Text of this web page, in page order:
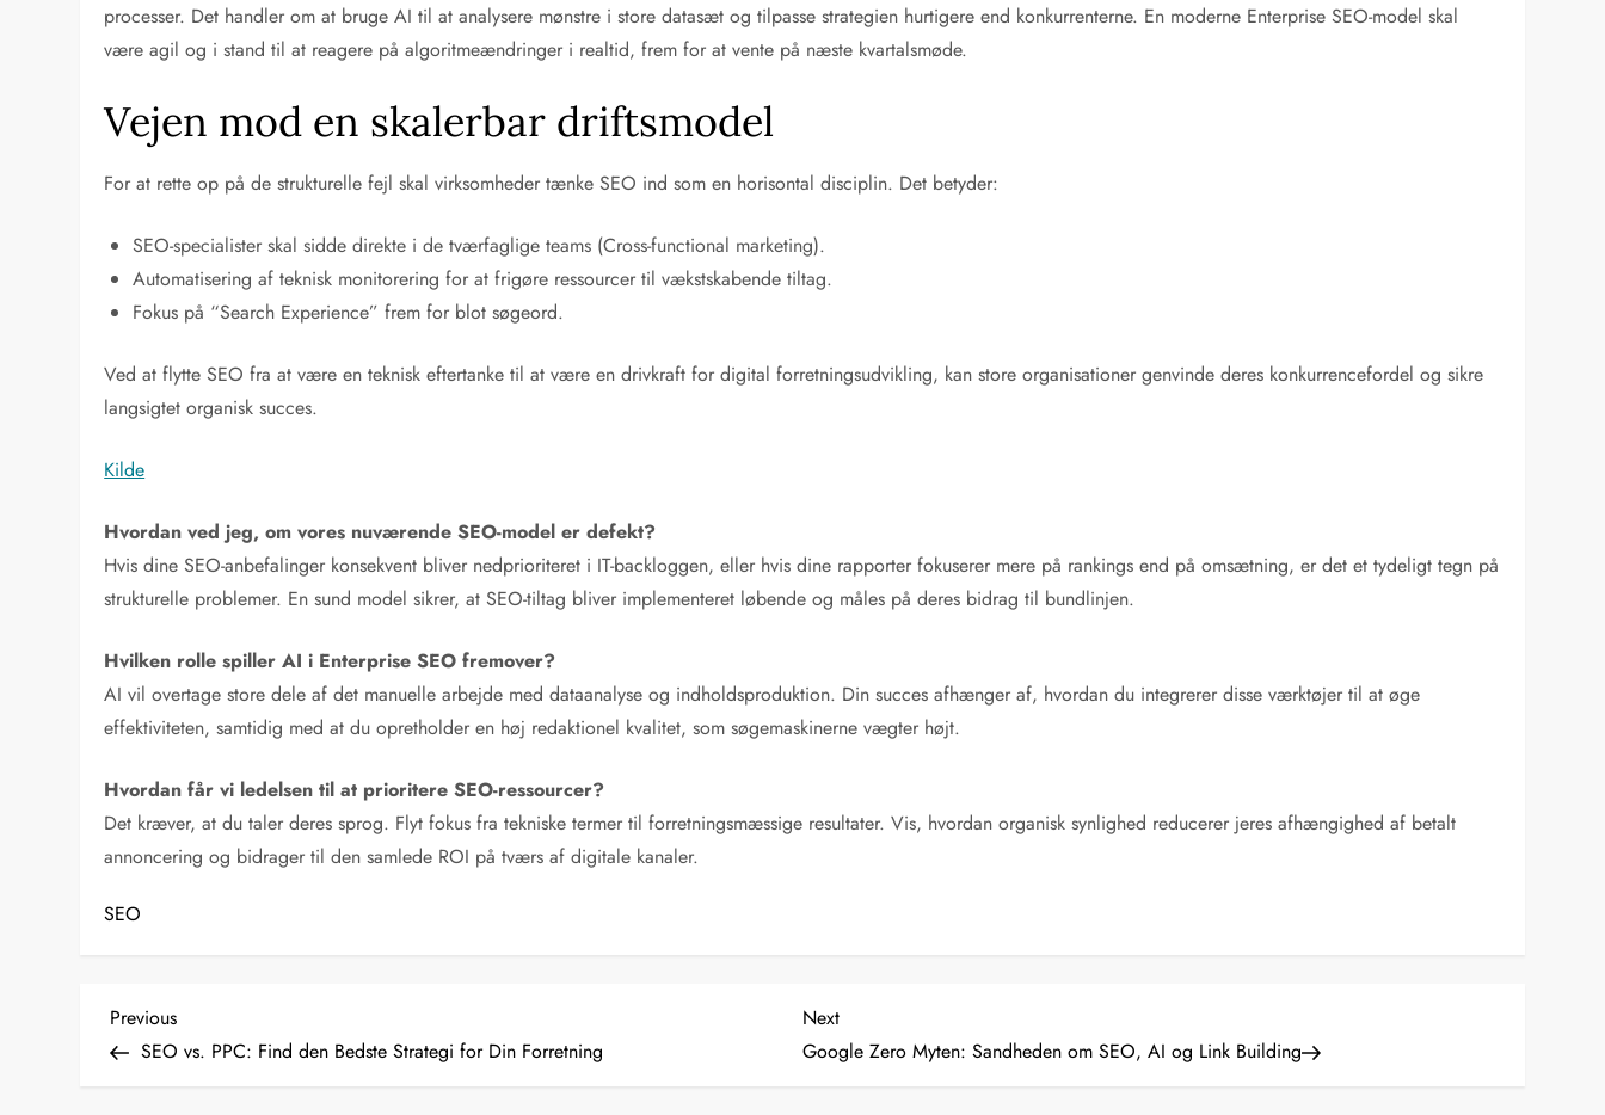
processer. Det handler om at bruge AI til at analysere mønstre i store datasæt og tilpasse strategien hurtigere end konkurrenterne. En moderne Enterprise SEO-model skal
være agil og i stand til at reagere på algoritmeændringer i realtid, frem for at vente på næste kvartalsmøde.
Vejen mod en skalerbar driftsmodel
For at rette op på de strukturelle fejl skal virksomheder tænke SEO ind som en horisontal disciplin. Det betyder:
SEO-specialister skal sidde direkte i de tværfaglige teams (Cross-functional marketing).
Automatisering af teknisk monitorering for at frigøre ressourcer til vækstskabende tiltag.
Fokus på “Search Experience” frem for blot søgeord.
Ved at flytte SEO fra at være en teknisk eftertanke til at være en drivkraft for digital forretningsudvikling, kan store organisationer genvinde deres konkurrencefordel og sikre
langsigtet organisk succes.
Kilde
Hvordan ved jeg, om vores nuværende SEO-model er defekt?
Hvis dine SEO-anbefalinger konsekvent bliver nedprioriteret i IT-backloggen, eller hvis dine rapporter fokuserer mere på rankings end på omsætning, er det et tydeligt tegn på
strukturelle problemer. En sund model sikrer, at SEO-tiltag bliver implementeret løbende og måles på deres bidrag til bundlinjen.
Hvilken rolle spiller AI i Enterprise SEO fremover?
AI vil overtage store dele af det manuelle arbejde med dataanalyse og indholdsproduktion. Din succes afhænger af, hvordan du integrerer disse værktøjer til at øge
effektiviteten, samtidig med at du opretholder en høj redaktionel kvalitet, som søgemaskinerne vægter højt.
Hvordan får vi ledelsen til at prioritere SEO-ressourcer?
Det kræver, at du taler deres sprog. Flyt fokus fra tekniske termer til forretningsmæssige resultater. Vis, hvordan organisk synlighed reducerer jeres afhængighed af betalt
annoncering og bidrager til den samlede ROI på tværs af digitale kanaler.
SEO
I
Previous
Post
Previous
SEO vs. PPC: Find den Bedste Strategi for Din Forretning
Next
Post
Next
Google Zero Myten: Sandheden om SEO, AI og Link Building